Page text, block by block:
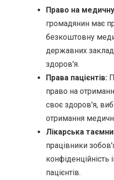
Право на
громадянин має
безкоштовну
державних
здоров'я.
Права пацієнтів:
право на
своє здоров'я,
отримання
Лікарська
працівники
конфіденційність
пацієнтів.